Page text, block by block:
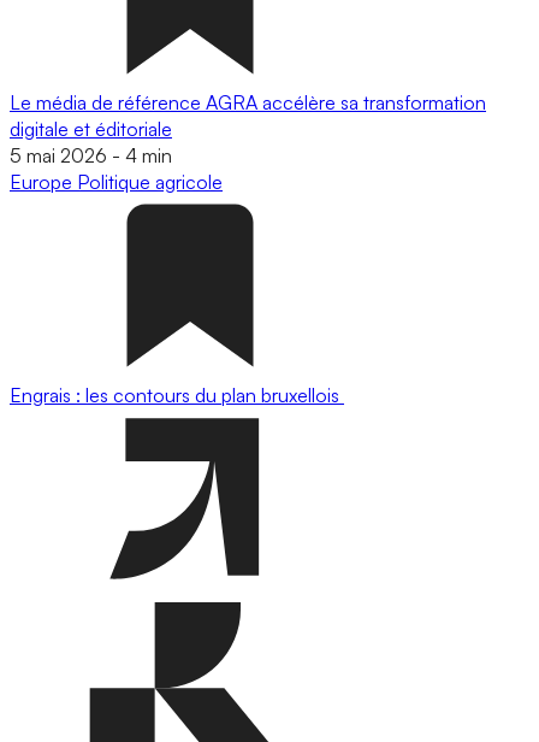
Le média de référence AGRA accélère sa transformation
digitale et éditoriale
5 mai 2026 - 4 min
Europe Politique agricole
Engrais : les contours du plan bruxellois